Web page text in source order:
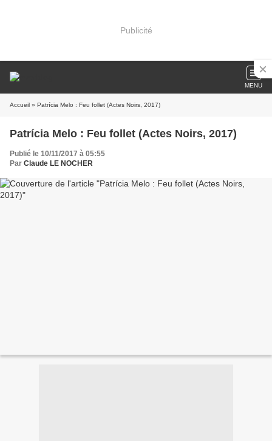
Publicité
MENU
Accueil » Patrícia Melo : Feu follet (Actes Noirs, 2017)
Patrícia Melo : Feu follet (Actes Noirs, 2017)
Publié le 10/11/2017 à 05:55
Par Claude LE NOCHER